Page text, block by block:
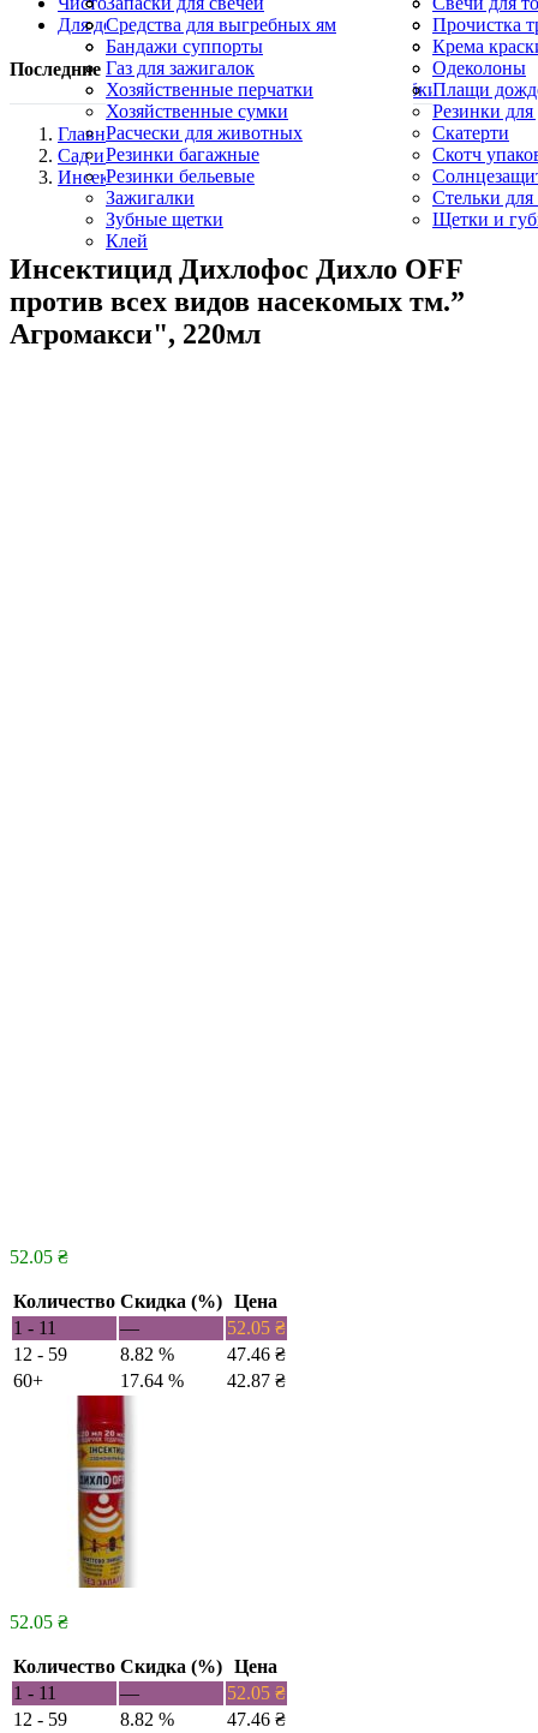
Палочки для шашлыка
Маникюрные кусачки
Пилочки
Лампадки
Свечи хозяйственные парафиновые
Свечи
Церковные
Средства для выгребных ям
Пятновыводители
Карандаш для утюга
Уборочный инвентарь, щетки и скребки
Прочистка
Салфетки
Синька
Скребки
Для дома
Бандажи суппорты
Газ для зажигалок
Хозяйственные перчатки
Хозяйственные сумки
Расчески для животных
Резинки багажные
Резинки бельевые
Зажигалки
Зубные щетки
Клей
Крема
Одеколоны
Плащи
Резинки для
Скатерти
Скотч
Стельки
Щетки и
Последние пересмотренные продукты
Главная
Сад и огород
Инсектициды
Минимальный заказ —
Инсектицид Дихлофос Дихло OFF
против всех видов насекомых тм.”
Агромакси", 220мл
52.05 ₴
Количество Скидка (%)
Цена
1 - 11
— 52.05 ₴
12 - 59
8.82 % 47.46 ₴
60+
17.64 % 42.87 ₴
52.05 ₴
Количество Скидка (%)
Цена
1 - 11
— 52.05 ₴
12 - 59
8.82 % 47.46 ₴